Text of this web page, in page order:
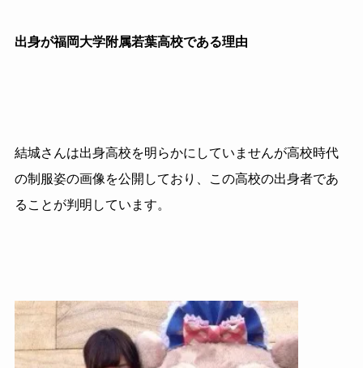
出身が福岡大学附属若葉高校である理由
結城さんは出身高校を明らかにしていませんが高校時代
の制服姿の画像を公開しており、この高校の出身者であ
ることが判明しています。